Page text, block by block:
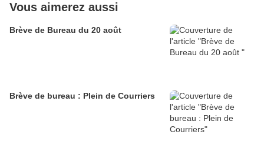
Vous aimerez aussi
Brève de Bureau du 20 août
Brève de bureau : Plein de Courriers